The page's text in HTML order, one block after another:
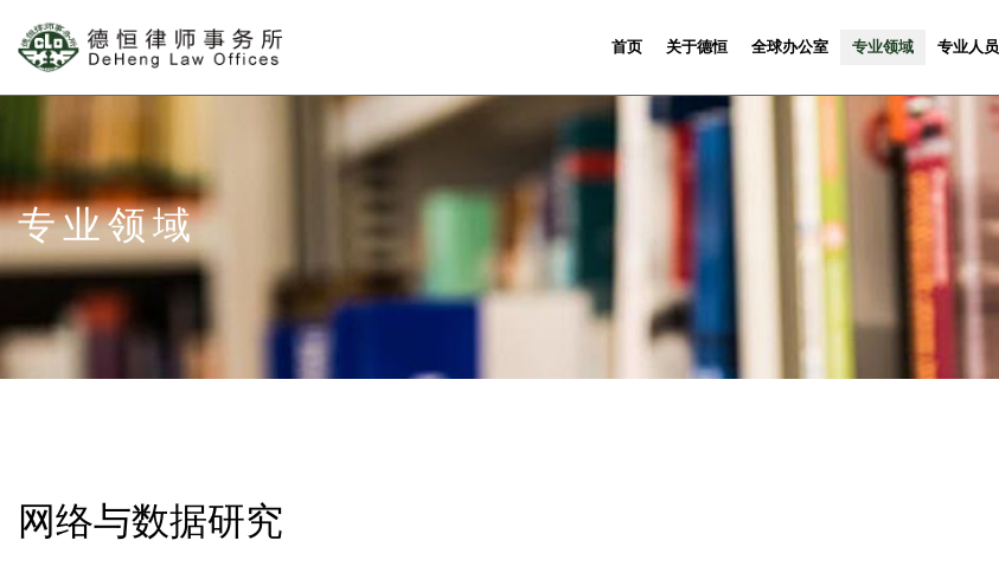
首页 关于德恒 全球办公室 专业领域 专业人员
专业领域
网络与数据研究